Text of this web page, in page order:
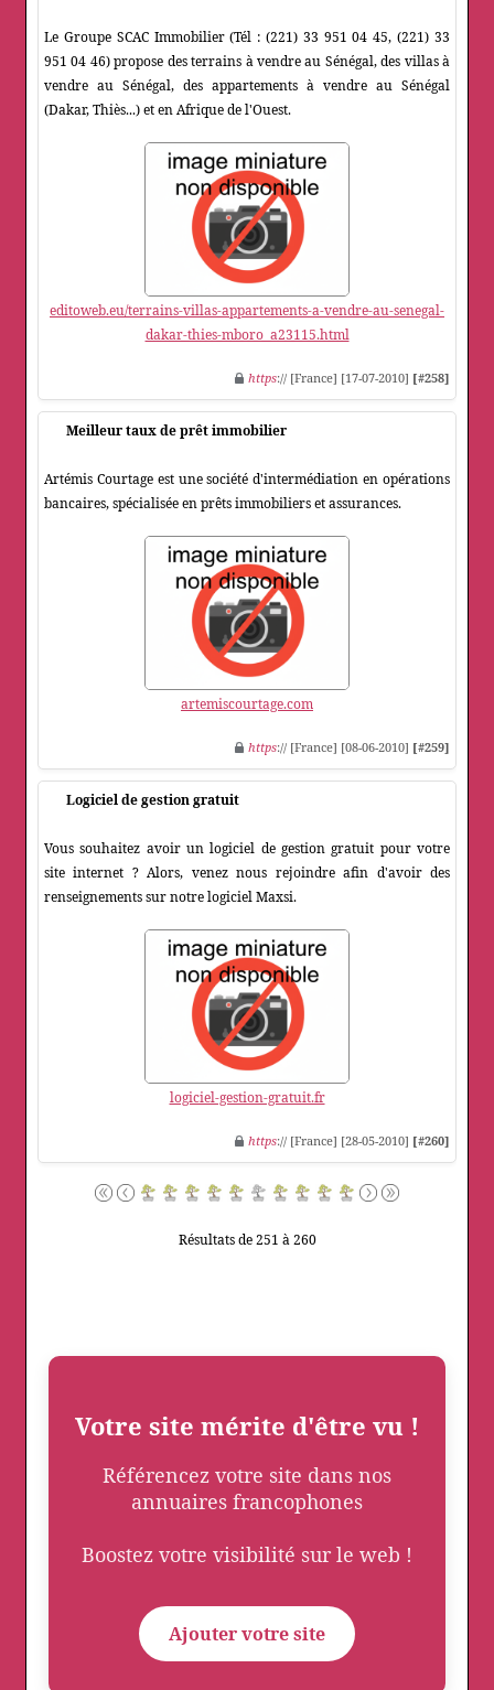
Le Groupe SCAC Immobilier (Tél : (221) 33 951 04 45, (221) 33
951 04 46) propose des terrains à vendre au Sénégal, des villas à
vendre au Sénégal, des appartements à vendre au Sénégal
(Dakar, Thiès...) et en Afrique de l'Ouest.
editoweb.eu/terrains-villas-appartements-a-vendre-au-senegal-
dakar-thies-mboro_a23115.html
https:// [France] [17-07-2010] [#258]
Meilleur taux de prêt immobilier
Artémis Courtage est une société d'intermédiation en opérations
bancaires, spécialisée en prêts immobiliers et assurances.
artemiscourtage.com
https:// [France] [08-06-2010] [#259]
Logiciel de gestion gratuit
Vous souhaitez avoir un logiciel de gestion gratuit pour votre
site internet ? Alors, venez nous rejoindre afin d'avoir des
renseignements sur notre logiciel Maxsi.
logiciel-gestion-gratuit.fr
https:// [France] [28-05-2010] [#260]
Résultats de 251 à 260
Votre site mérite d'être vu !
Référencez votre site dans nos
annuaires francophones
Boostez votre visibilité sur le web !
Ajouter votre site